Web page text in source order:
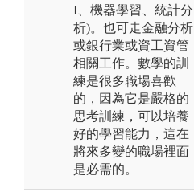
I、機器學習、統計分
析)。也可走金融分析
或銀行業或資工資管
相關工作。數學的訓
練是很多職場喜歡
的，因為它是嚴格的
思考訓練，可以培養
好的學習能力，這在
將來多變的職場裡面
是必需的。